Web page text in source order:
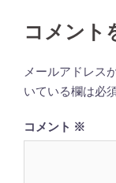
ビ
ゲ
ー
シ
ョ
ン
コメント
メールアドレス
いている欄は必
コメント ※